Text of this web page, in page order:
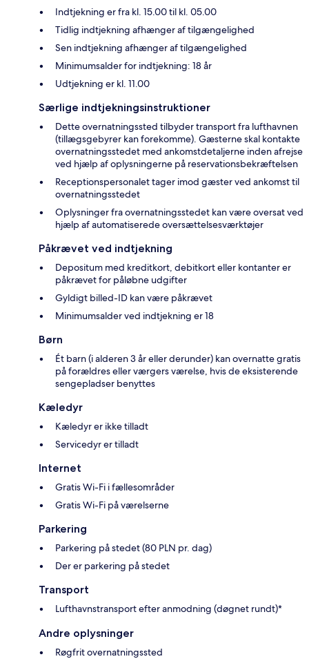
Indtjekning er fra kl. 15.00 til kl. 05.00
Tidlig indtjekning afhænger af tilgængelighed
Sen indtjekning afhænger af tilgængelighed
Minimumsalder for indtjekning: 18 år
Udtjekning er kl. 11.00
Særlige indtjekningsinstruktioner
Dette overnatningssted tilbyder transport fra lufthavnen
(tillægsgebyrer kan forekomme). Gæsterne skal kontakte
overnatningsstedet med ankomstdetaljerne inden afrejse
ved hjælp af oplysningerne på reservationsbekræftelsen
Receptionspersonalet tager imod gæster ved ankomst til
overnatningsstedet
Oplysninger fra overnatningsstedet kan være oversat ved
hjælp af automatiserede oversættelsesværktøjer
Påkrævet ved indtjekning
Depositum med kreditkort, debitkort eller kontanter er
påkrævet for påløbne udgifter
Gyldigt billed-ID kan være påkrævet
Minimumsalder ved indtjekning er 18
Børn
Ét barn (i alderen 3 år eller derunder) kan overnatte gratis
på forældres eller værgers værelse, hvis de eksisterende
sengepladser benyttes
Kæledyr
Kæledyr er ikke tilladt
Servicedyr er tilladt
Internet
Gratis Wi-Fi i fællesområder
Gratis Wi-Fi på værelserne
Parkering
Parkering på stedet (80 PLN pr. dag)
Der er parkering på stedet
Transport
Lufthavnstransport efter anmodning (døgnet rundt)*
Andre oplysninger
Røgfrit overnatningssted